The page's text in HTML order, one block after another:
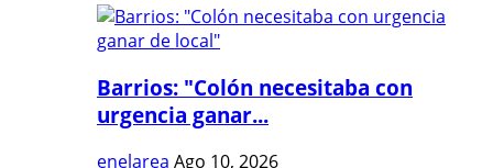
Barrios: "Colón necesitaba con
urgencia ganar...
enelarea Ago 10, 2026